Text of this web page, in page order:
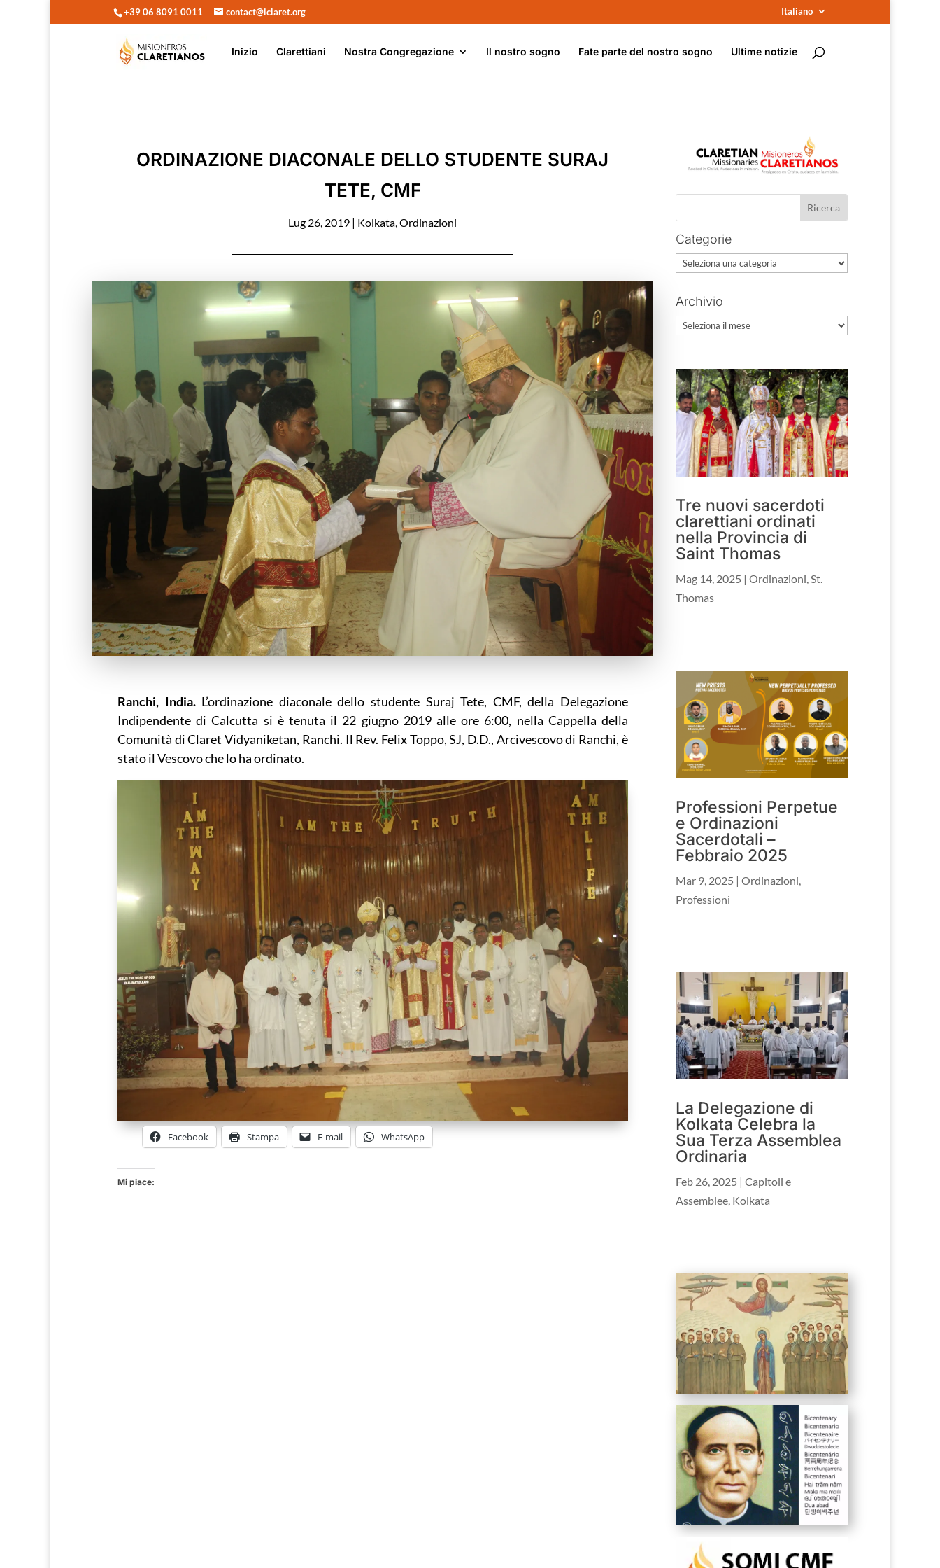
+39 06 8091 0011 contact@iclaret.org Italiano
Inizio Clarettiani Nostra Congregazione Il nostro sogno Fate parte del nostro sogno Ultime notizie
ORDINAZIONE DIACONALE DELLO STUDENTE SURAJ
TETE, CMF
Lug 26, 2019 | Kolkata,Ordinazioni
Ranchi, India.L’ordinazione diaconale dello studente Suraj Tete, CMF, della Delegazione
Indipendente di Calcutta si è tenuta il 22 giugno 2019 alle ore 6:00, nella Cappella della
Comunità di Claret Vidyaniketan, Ranchi. Il Rev. Felix Toppo, SJ, D.D., Arcivescovo di Ranchi, è
stato il Vescovo che lo ha ordinato.
Facebook Stampa E-mail WhatsApp
Mi piace:
Categorie
Categorie
Archivio
Archivio
Tre nuovi sacerdoti
clarettiani ordinati
nella Provincia di
Saint Thomas
Mag 14, 2025 |Ordinazioni,St.
Thomas
Professioni Perpetue
e Ordinazioni
Sacerdotali –
Febbraio 2025
Mar 9, 2025 |Ordinazioni
Professioni
La Delegazione di
Kolkata Celebra la
Sua Terza Assemblea
Ordinaria
Feb 26, 2025 |Capitoli e
Assemblee, Kolkata